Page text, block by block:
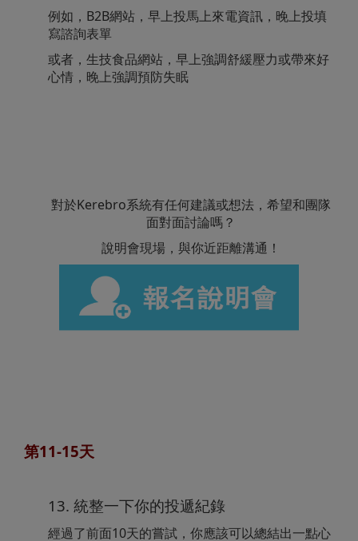
例如，B2B網站，早上投馬上來電資訊，晚上投填
寫諮詢表單
或者，生技食品網站，早上強調舒緩壓力或帶來好
心情，晚上強調預防失眠
對於Kerebro系統有任何建議或想法，希望和團隊
面對面討論嗎？
說明會現場，與你近距離溝通！
第11-15天
13. 統整一下你的投遞紀錄
經過了前面10天的嘗試，你應該可以總結出一點心